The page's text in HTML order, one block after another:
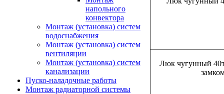
напольного
конвектора
Монтаж (установка) систем
водоснабжения
Монтаж (установка) систем
вентиляции
Монтаж (установка) систем
канализации
Пуско-наладочные работы
Монтаж радиаторной системы
Люк чугунный